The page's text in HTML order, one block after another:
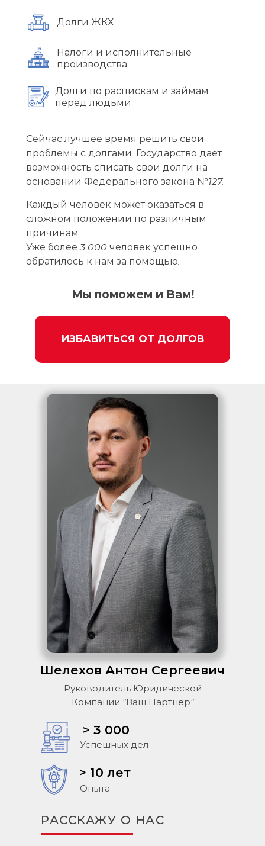
Долги ЖКХ
Налоги и исполнительные
производства
Каждый человек может оказаться в
сложном положении по различным
причинам.
Уже более 3 000 человек успешно
обратилось к нам за помощью.
Долги по распискам и займам
перед людьми
ИЗБАВИТЬСЯ ОТ ДОЛГОВ
Сейчас лучшее время решить свои
проблемы с долгами. Государство дает
возможность списать свои долги на
основании Федерального закона №127.
Мы поможем и Вам!
> 3 000
Успешных дел
РАССКАЖУ О НАС
Шелехов Антон Сергеевич
Руководитель Юридической
Компании "Ваш Партнер"
Опыта
> 10 лет